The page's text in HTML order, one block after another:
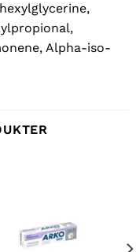
Alpha-iso-